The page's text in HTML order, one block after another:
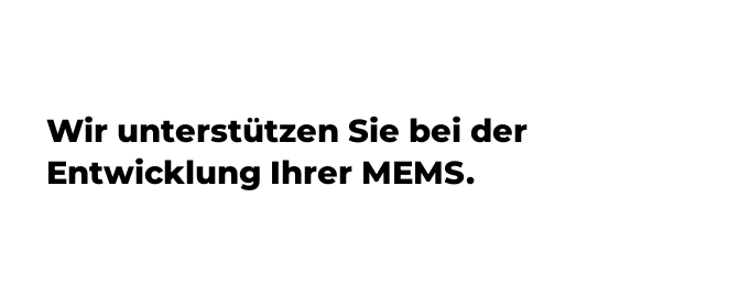
Wir unterstützen Sie bei der
Entwicklung Ihrer MEMS.